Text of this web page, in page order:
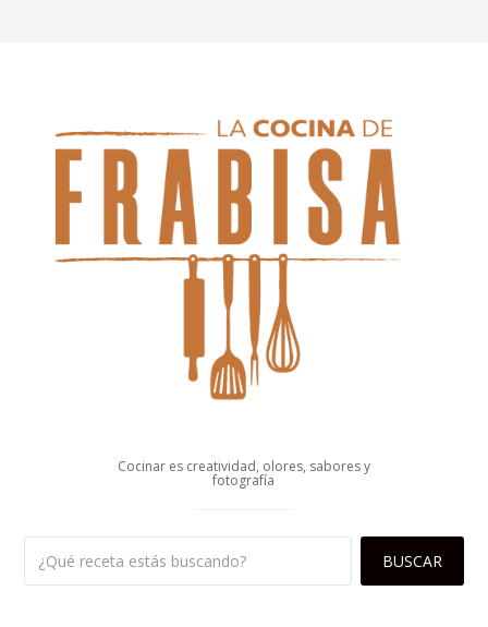
Cocinar es creatividad, olores, sabores y
fotografía